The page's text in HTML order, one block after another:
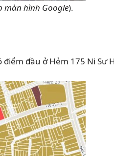
màn hình Google).
đầu ở Hẻm 175 Ni Sư